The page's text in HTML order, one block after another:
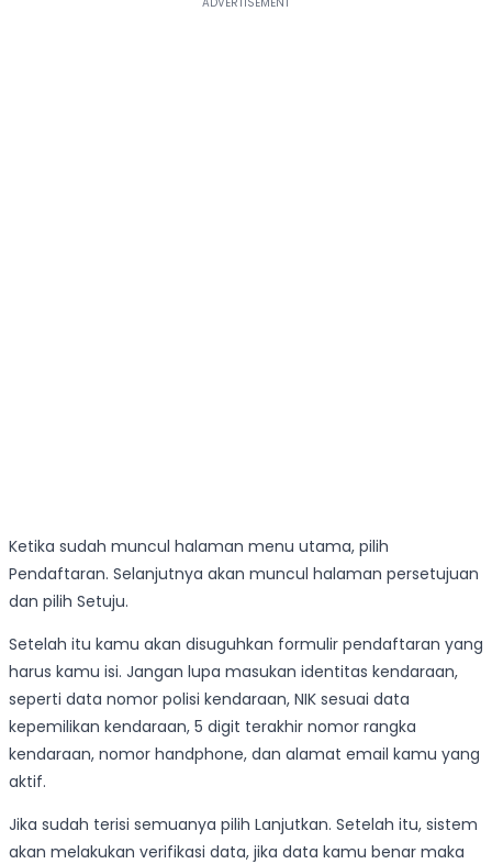
Ketika sudah muncul halaman menu utama, pilih
Pendaftaran. Selanjutnya akan muncul halaman persetujuan
dan pilih Setuju.
Setelah itu kamu akan disuguhkan formulir pendaftaran yang
harus kamu isi. Jangan lupa masukan identitas kendaraan,
seperti data nomor polisi kendaraan, NIK sesuai data
kepemilikan kendaraan, 5 digit terakhir nomor rangka
kendaraan, nomor handphone, dan alamat email kamu yang
aktif.
Jika sudah terisi semuanya pilih Lanjutkan. Setelah itu, sistem
akan melakukan verifikasi data, jika data kamu benar maka